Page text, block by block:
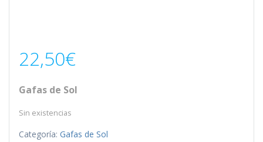
22,50€
Gafas de Sol
Sin existencias
Categoría: Gafas de Sol